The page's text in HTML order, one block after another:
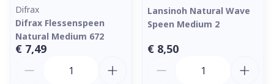
Difrax
Difrax Flessenspeen
Natural Medium 672
€ 7,49
Lansinoh Natural Wave
Speen Medium 2
€ 8,50